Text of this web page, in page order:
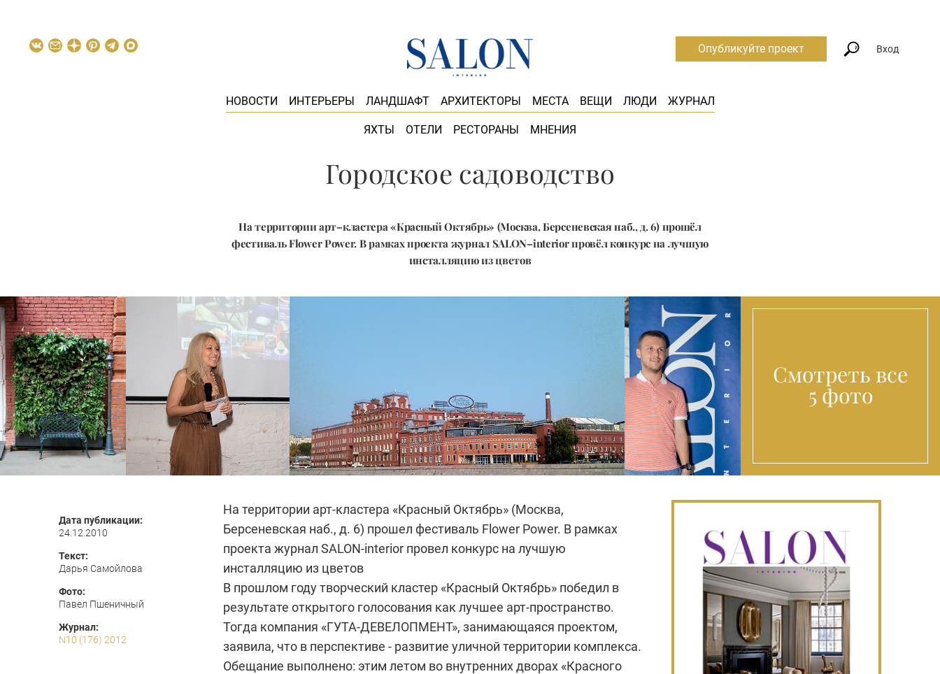
НОВОСТИ ИНТЕРЬЕРЫ ЛАНДШАФТ АРХИТЕКТОРЫ МЕСТА ВЕЩИ ЛЮДИ ЖУРНАЛ
ЯХТЫ ОТЕЛИ РЕСТОРАНЫ МНЕНИЯ
Опубликуйте проект Вход
Городское садоводство
На территории арт–кластера «Красный Октябрь» (Москва, Берсеневская наб., д. 6) прошёл
фестиваль Flower Power. В рамках проекта журнал SALON–interior провёл конкурс на лучшую
инсталляцию из цветов
Смотреть все
5 фото
Дата публикации:
24.12.2010
Текст:
Дарья Самойлова
Фото:
Павел Пшеничный
Журнал:
N10 (176) 2012
На территории арт-кластера «Красный Октябрь» (Москва,
Берсеневская наб., д. 6) прошел фестиваль Flower Power. В рамках
проекта журнал SALON-interior провел конкурс на лучшую
инсталляцию из цветов
В прошлом году творческий кластер «Красный Октябрь» победил в
результате открытого голосования как лучшее арт-пространство.
Тогда компания «ГУТА-ДЕВЕЛОПМЕНТ», занимающаяся проектом,
заявила, что в перспективе - развитие уличной территории комплекса.
Обещание выполнено: этим летом во внутренних дворах «Красного